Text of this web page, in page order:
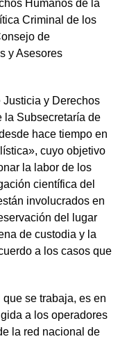
Humanos de la
Criminal de los
de
y Asesores
y Derechos
la Subsecretaría de
hace tiempo en
cuyo objetivo
la labor de los
científica del
involucrados en
del lugar
de custodia y la
a los casos que
se trabaja, es en
a los operadores
la red nacional de